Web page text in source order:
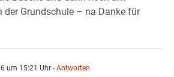
der Grundschule – na Danke für
um 15:21 Uhr - Antworten